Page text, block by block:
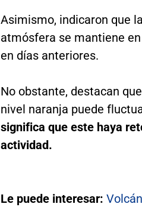
Asimismo, indicaron que
atmósfera se mantiene
en días anteriores.
No obstante, destacan
nivel naranja puede
significa que este haya
actividad.
Le puede interesar: